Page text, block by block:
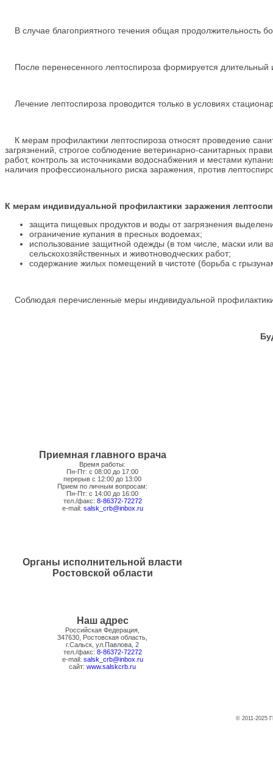
В случае благоприятного течения общая продолжительность
После перенесенного лептоспироза формируется длительный
Лечение лептоспироза проводится только в условиях
К мерам профилактики лептоспироза относят проведение
загрязнений, строгое соблюдение ветеринарно-санитарных
работ, контроль за источниками водоснабжения и местами
наличия профессионального риска заражения, против
К мерам индивидуальной профилактики заражения
защита пищевых продуктов и воды от загрязнения
ограничение купания в пресных водоемах;
использование защитной одежды (в том числе, маски или
сельскохозяйственных и животноводческих работ;
содержание жилых помещений в чистоте (борьба с
Соблюдая перечисленные меры индивидуальной
Приемная главного врача
Время работы:
Пн-Пт: с 08:00 до 17:00
перерыв с 12:00 до 13:00
Прием по личным вопросам:
Пн-Пт: с 14:00 до 16:00
тел./факс: 8-86372-72272
e-mail: salsk_crb@inbox.ru
Органы исполнительной власти
Ростовской области
Наш адрес
Российская Федерация,
347630, Ростовская область,
г.Сальск, ул.Павлова, 2
тел./факс: 8-86372-72272
e-mail: salsk_crb@inbox.ru
сайт: www.salskcrb.ru
© 2011-2025